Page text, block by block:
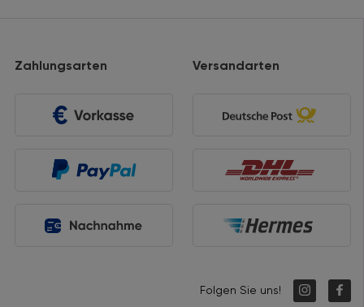
Zahlungsarten Versandarten
Folgen Sie uns!